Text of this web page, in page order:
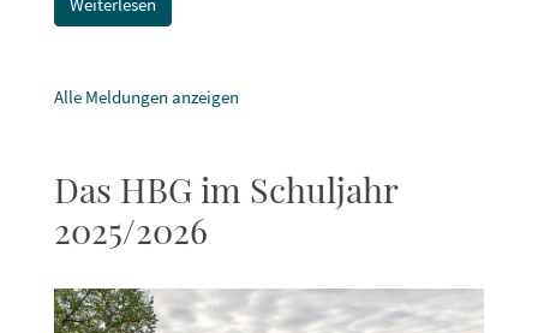
Alle Meldungen anzeigen
Das HBG im Schuljahr
2025/2026